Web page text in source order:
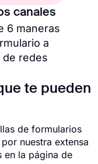
canales
6 maneras
a
de redes
te pueden
de formularios
nuestra extensa
en la página de